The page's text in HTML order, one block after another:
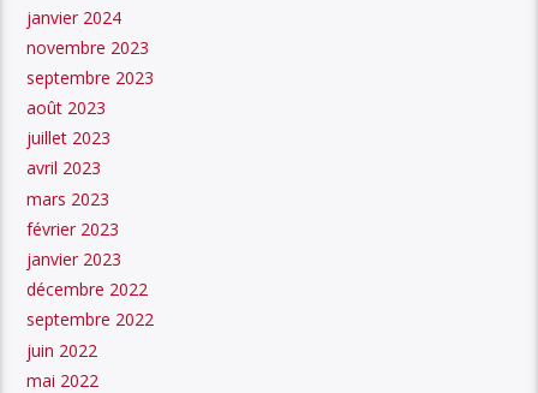
janvier 2024
novembre 2023
septembre 2023
août 2023
juillet 2023
avril 2023
mars 2023
février 2023
janvier 2023
décembre 2022
septembre 2022
juin 2022
mai 2022